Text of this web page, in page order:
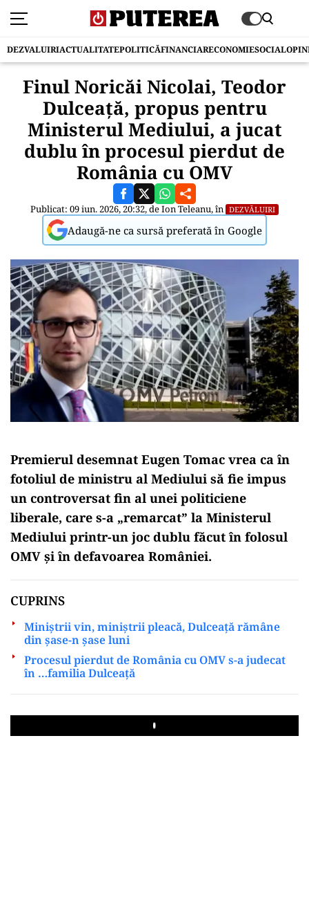
DEZVALUIRIACTUALITATEPOLITICĂFINANCIARECONOMIESOCIAL
Finul Noricăi Nicolai, Teodor
Dulceaţă, propus pentru
Ministerul Mediului, a jucat
dublu în procesul pierdut de
România cu OMV
Publicat: 09 iun. 2026, 20:32, deIon Teleanu, în DEZVĂLUIRI
Adaugă-ne ca sursă preferată în Google
Premierul desemnat Eugen Tomac vrea ca în
fotoliul de ministru al Mediului să fie impus
un controversat fin al unei politiciene
liberale, care s-a „remarcat” la Ministerul
Mediului printr-un joc dublu făcut în folosul
OMV și în defavoarea României.
CUPRINS
Miniștrii vin, miniștrii pleacă, Dulceață rămâne
din șase-n șase luni
Procesul pierdut de România cu OMV s-a judecat
în …familia Dulceață
Play